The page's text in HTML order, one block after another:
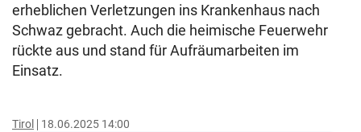
erheblichen Verletzungen ins Krankenhaus nach
Schwaz gebracht. Auch die heimische Feuerwehr
rückte aus und stand für Aufräumarbeiten im
Einsatz.
Tirol 18.06.2025 14:00